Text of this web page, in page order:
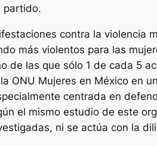
partido.
contra la violencia
más violentos para las
de las que sólo 1 de cada 5
ONU Mujeres en México en
centrada en
el mismo estudio de este
ni se actúa con la